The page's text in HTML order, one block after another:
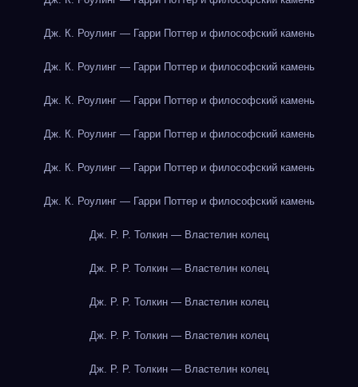
Дж. К. Роулинг — Гарри Поттер и философский камень
Дж. К. Роулинг — Гарри Поттер и философский камень
Дж. К. Роулинг — Гарри Поттер и философский камень
Дж. К. Роулинг — Гарри Поттер и философский камень
Дж. К. Роулинг — Гарри Поттер и философский камень
Дж. К. Роулинг — Гарри Поттер и философский камень
Дж. Р. Р. Толкин — Властелин колец
Дж. Р. Р. Толкин — Властелин колец
Дж. Р. Р. Толкин — Властелин колец
Дж. Р. Р. Толкин — Властелин колец
Дж. Р. Р. Толкин — Властелин колец